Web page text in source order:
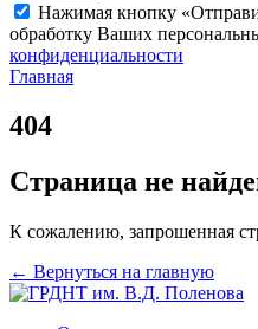
Нажимая кнопку
обработку Ваших
конфиденциальности
Главная
404
Страница не
К сожалению, запрошенная
← Вернуться на главную